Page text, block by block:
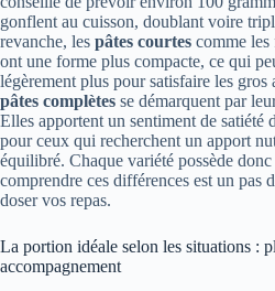
gonflent au cuisson, doublant voire
revanche, les pâtes courtes comme
ont une forme plus compacte, ce qui
légèrement plus pour satisfaire les gros
pâtes complètes se démarquent par
Elles apportent un sentiment de satiété
pour ceux qui recherchent un apport
équilibré. Chaque variété possède
comprendre ces différences est un pas
doser vos repas.
La portion idéale selon les situations :
accompagnement